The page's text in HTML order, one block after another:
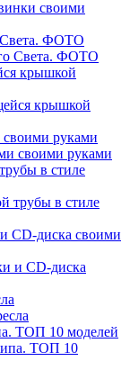
Света. ФОТО
крышкой
своими руками
в стиле
CD-диска своими
ТОП 10 моделей